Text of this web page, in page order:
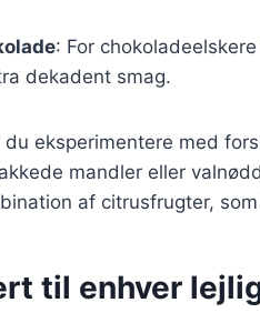
: For
dekadent smag.
du eksperimentere med
mandler eller
af citrusfrugter,
til enhver